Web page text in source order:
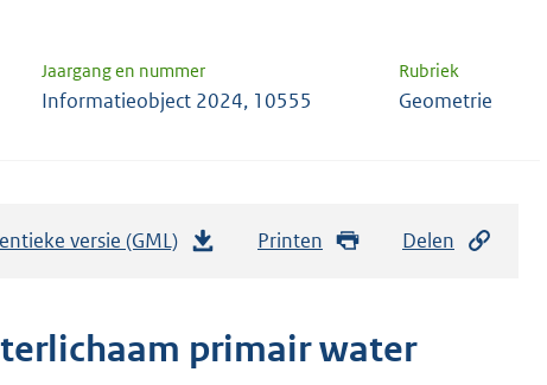
Jaargang en nummer Rubriek
Informatieobject 2024, 10555 Geometrie
versie (GML) Printen Delen
primair water